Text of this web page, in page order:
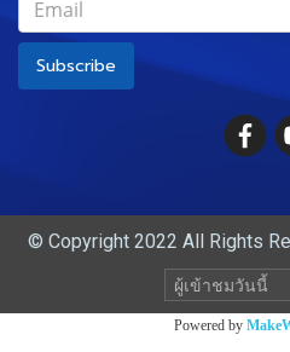
Subscribe
© Copyright 2022 All Rights
ผู้เข้าชมวันนี้
Powered by